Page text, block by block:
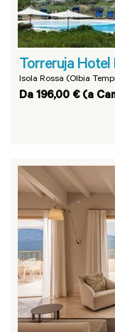
Torreruja Hotel
Isola Rossa (Olbia
Da 196,00 € (a